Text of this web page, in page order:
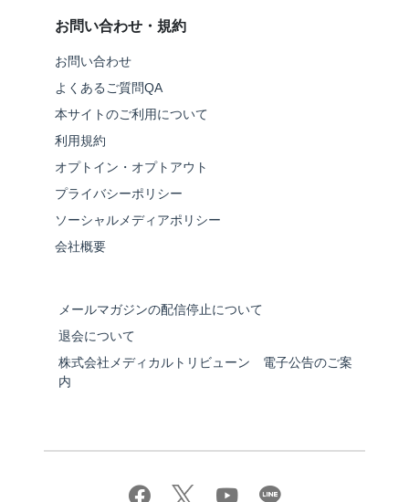
お問い合わせ・規約
お問い合わせ
よくあるご質問QA
本サイトのご利用について
利用規約
オプトイン・オプトアウト
プライバシーポリシー
ソーシャルメディアポリシー
会社概要
メールマガジンの配信停止について
退会について
株式会社メディカルトリビューン 電子公告のご案
内